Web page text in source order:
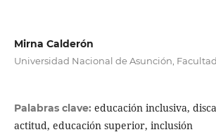
Mirna Calderón
Universidad Nacional de Asunción,
Palabras clave: educación inclusiva,
actitud, educación superior, inclusión